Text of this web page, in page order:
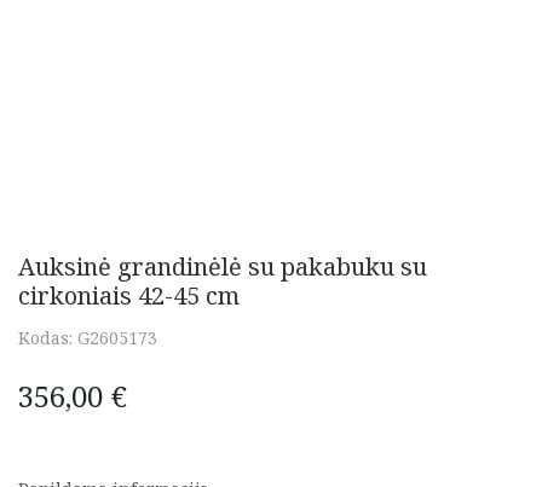
Auksinė grandinėlė su pakabuku su
cirkoniais 42-45 cm
Kodas: G2605173
356,00 €